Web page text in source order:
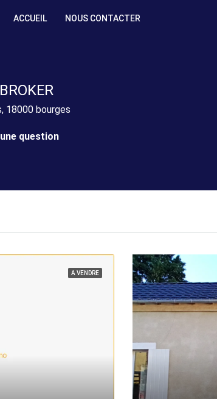
ACCUEIL NOUS CONTACTER
18000 bourges
question
A VENDRE